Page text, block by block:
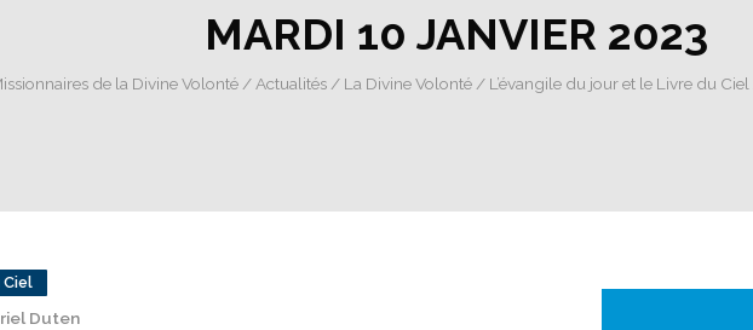
MARDI 10 JANVIER 2023
de la Divine Volonté / Actualités / La Divine Volonté / L’évangile du jour et le Livre du Ciel
Ciel
Duten